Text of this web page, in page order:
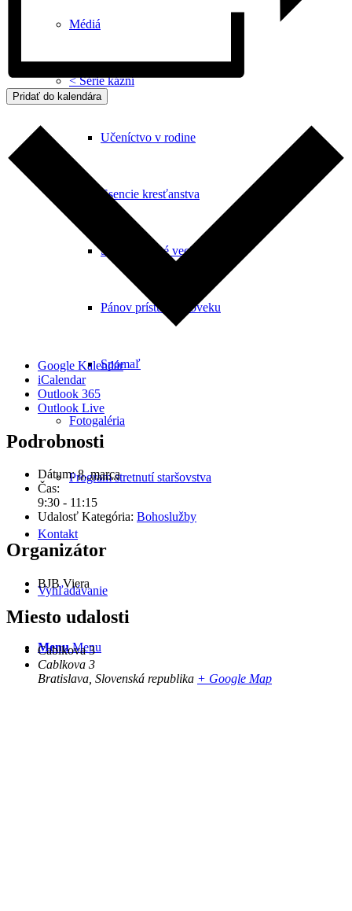
Médiá
< Série kázní
Učeníctvo v rodine
Esencie kresťanstva
Štyri kľúčové veci
Pánov prístup k človeku
Spomaľ
Fotogaléria
Program stretnutí staršovstva
Kontakt
Vyhľadávanie
Menu Menu
Pridať do kalendára
Google Kalendár
iCalendar
Outlook 365
Outlook Live
Podrobnosti
Dátum: 8. marca
Čas:
9:30 - 11:15
Udalosť Kategória: Bohoslužby
Organizátor
BJB Viera
Miesto udalosti
Cablkova 3
Cablkova 3
Bratislava Slovenská republika + Google Map